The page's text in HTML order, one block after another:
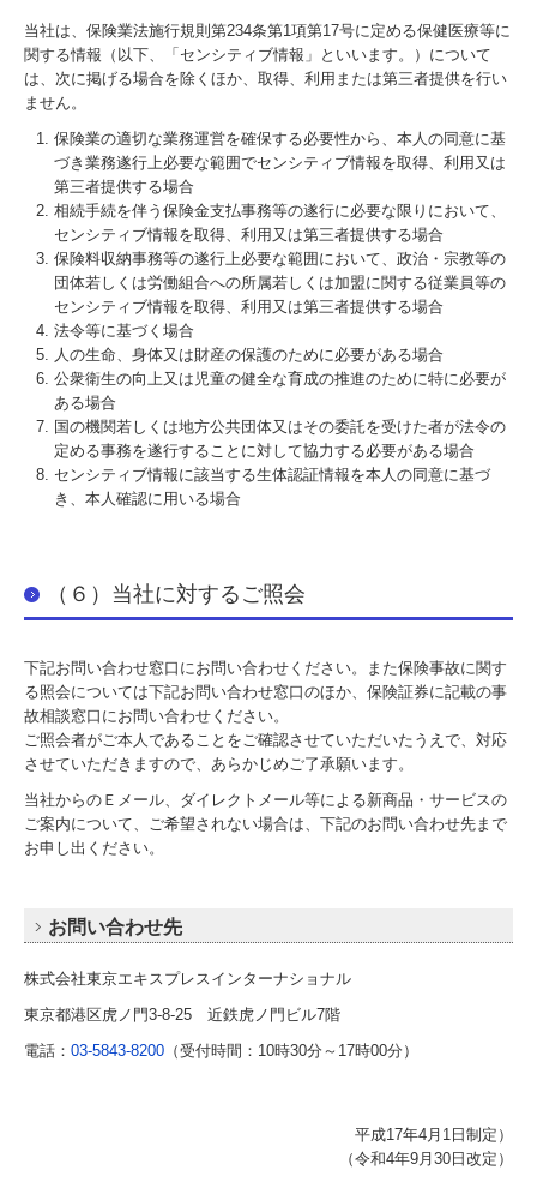
当社は、保険業法施行規則第234条第1項第17号に定める保健医療等に
関する情報（以下、「センシティブ情報」といいます。）について
は、次に掲げる場合を除くほか、取得、利用または第三者提供を行い
ません。
保険業の適切な業務運営を確保する必要性から、本人の同意に基
づき業務遂行上必要な範囲でセンシティブ情報を取得、利用又は
第三者提供する場合
相続手続を伴う保険金支払事務等の遂行に必要な限りにおいて、
センシティブ情報を取得、利用又は第三者提供する場合
保険料収納事務等の遂行上必要な範囲において、政治・宗教等の
団体若しくは労働組合への所属若しくは加盟に関する従業員等の
センシティブ情報を取得、利用又は第三者提供する場合
法令等に基づく場合
人の生命、身体又は財産の保護のために必要がある場合
公衆衛生の向上又は児童の健全な育成の推進のために特に必要が
ある場合
国の機関若しくは地方公共団体又はその委託を受けた者が法令の
定める事務を遂行することに対して協力する必要がある場合
センシティブ情報に該当する生体認証情報を本人の同意に基づ
き、本人確認に用いる場合
（６）当社に対するご照会
下記お問い合わせ窓口にお問い合わせください。また保険事故に関す
る照会については下記お問い合わせ窓口のほか、保険証券に記載の事
故相談窓口にお問い合わせください。
ご照会者がご本人であることをご確認させていただいたうえで、対応
させていただきますので、あらかじめご了承願います。
当社からのＥメール、ダイレクトメール等による新商品・サービスの
ご案内について、ご希望されない場合は、下記のお問い合わせ先まで
お申し出ください。
お問い合わせ先
株式会社東京エキスプレスインターナショナル
東京都港区虎ノ門3-8-25 近鉄虎ノ門ビル7階
電話： 03-5843-8200 （受付時間：10時30分～17時00分）
平成17年4月1日制定）
（令和4年9月30日改定）